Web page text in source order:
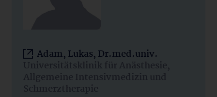
Adam, Lukas, Dr.med.univ.
Universitätsklinik für Anästhesie,
Allgemeine Intensivmedizin und
Schmerztherapie